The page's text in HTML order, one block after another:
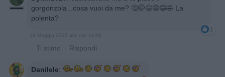
gorgonzola...cosa vuoi da me? 🤔🤭😆😅😂🤣 La
polenta?
1
19 Maggio 2025 alle ore 14:06
· Ti stimo · Rispondi
Danilele: